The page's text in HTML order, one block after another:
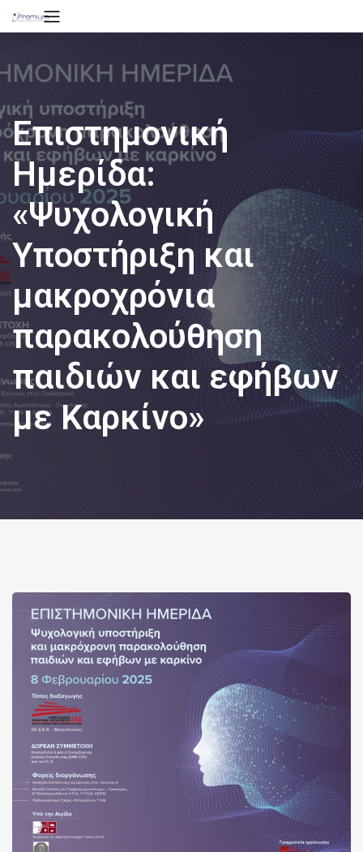
Επιστημονική
Ημερίδα:
«Ψυχολογική
Υποστήριξη και
μακροχρόνια
παρακολούθηση
παιδιών και εφήβων
με Καρκίνο»